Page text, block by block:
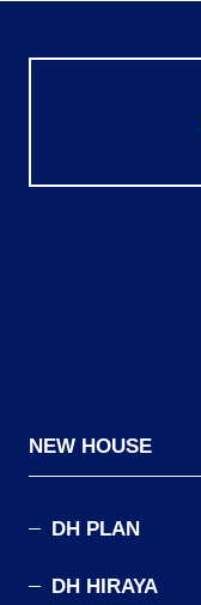
NEW HOUSE
DH PLAN
DH HIRAYA